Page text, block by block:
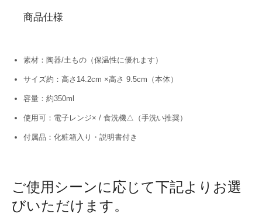
商品仕様
素材：陶器/土もの（保温性に優れます）
サイズ約：高さ14.2cm ×高さ 9.5cm（本体）
容量：約350ml
使用可：電子レンジ× / 食洗機△（手洗い推奨）
付属品：化粧箱入り・説明書付き
ご使用シーンに応じて下記よりお選
びいただけます。